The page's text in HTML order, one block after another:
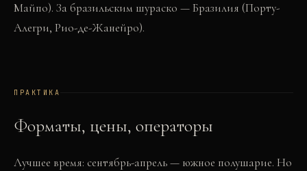
Майпо). За бразильским шураско — Бразилия (Порту-
Алегри, Рио-де-Жанейро).
ПРАКТИКА
Форматы, цены, операторы
Лучшее время: сентябрь-апрель — южное полушарие. Но